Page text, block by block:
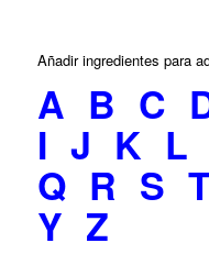
Añadir ingredientes para
A B C
I J K L
Q R S
Y Z